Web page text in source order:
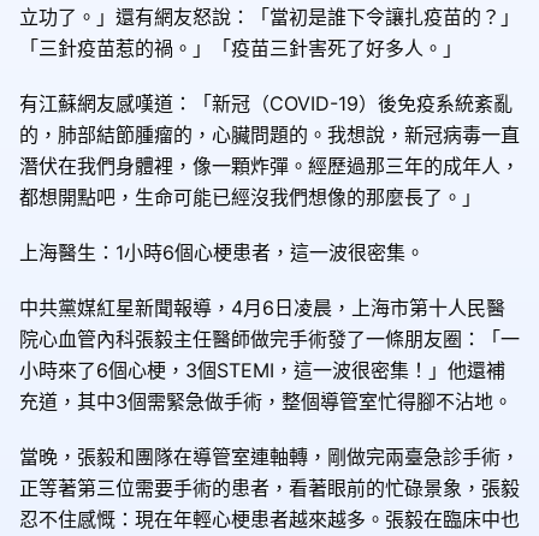
立功了。」還有網友怒說：「當初是誰下令讓扎疫苗的？」
「三針疫苗惹的禍。」「疫苗三針害死了好多人。」
有江蘇網友感嘆道：「新冠（COVID-19）後免疫系統紊亂
的，肺部結節腫瘤的，心臟問題的。我想說，新冠病毒一直
潛伏在我們身體裡，像一顆炸彈。經歷過那三年的成年人，
都想開點吧，生命可能已經沒我們想像的那麼長了。」
上海醫生：1小時6個心梗患者，這一波很密集。
中共黨媒紅星新聞報導，4月6日凌晨，上海市第十人民醫
院心血管內科張毅主任醫師做完手術發了一條朋友圈：「一
小時來了6個心梗，3個STEMI，這一波很密集！」他還補
充道，其中3個需緊急做手術，整個導管室忙得腳不沾地。
當晚，張毅和團隊在導管室連軸轉，剛做完兩臺急診手術，
正等著第三位需要手術的患者，看著眼前的忙碌景象，張毅
忍不住感慨：現在年輕心梗患者越來越多。張毅在臨床中也